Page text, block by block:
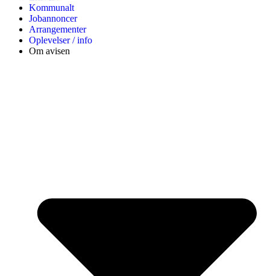
Kommunalt
Jobannoncer
Arrangementer
Oplevelser / info
Om avisen